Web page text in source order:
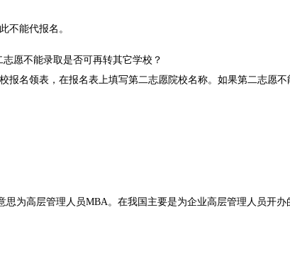
不能代报名。
愿不能录取是否可再转其它学校？
名领表，在报名表上填写第二志愿院校名称。如果第二志愿不
思为高层管理人员MBA。在我国主要是为企业高层管理人员开办